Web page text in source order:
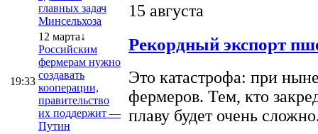
главных задач
Минсельхоза
19:33
12 марта↓
Российским
фермерам нужно
создавать
кооперации,
правительство
их поддержит —
Путин
15 августа
Рекордный экспорт
Это катастрофа: при
фермеров. Тем, кто
плаву будет очень